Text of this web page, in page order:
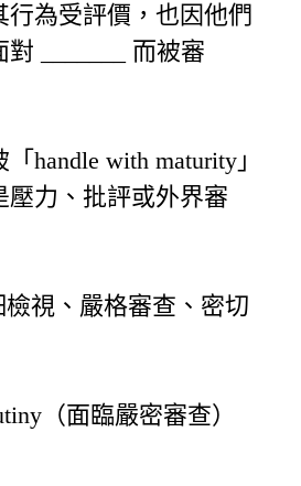
行為受評價，也因他們
_______ 而被審
handle with maturity」
壓力、批評或外界審
檢視、嚴格審查、密切
（面臨嚴密審查）